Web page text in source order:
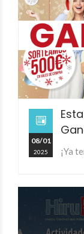
¡Ya
08/01
2025